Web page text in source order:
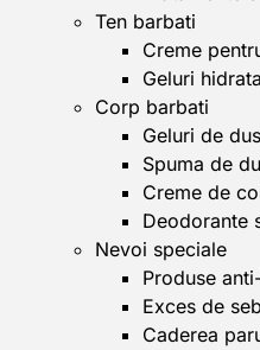
Ten barbati
Creme
Geluri
Corp barbati
Geluri de
Spuma de
Creme de
Deodorante
Nevoi speciale
Produse
Exces de
Caderea